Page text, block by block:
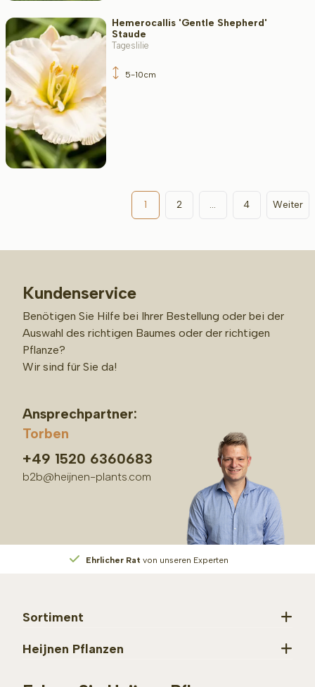
Hemerocallis 'Gentle Shepherd'
Staude
Tageslilie
5-10cm
1 2 ... 4 Weiter
Kundenservice
Benötigen Sie Hilfe bei Ihrer Bestellung oder bei der
Auswahl des richtigen Baumes oder der richtigen
Pflanze?
Wir sind für Sie da!
Ansprechpartner:
Torben
+49 1520 6360683
b2b@heijnen-plants.com
Ehrlicher Rat von unseren Experten
Sortiment
Heijnen Pflanzen